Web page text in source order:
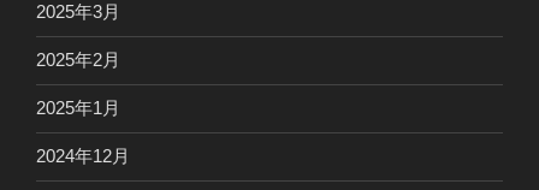
2025年3月
2025年2月
2025年1月
2024年12月